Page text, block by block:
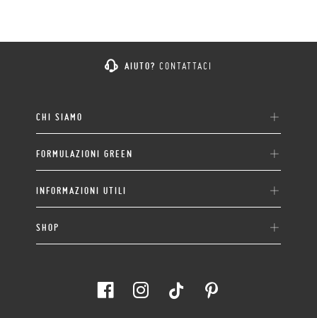
AIUTO? CONTATTACI
CHI SIAMO
FORMULAZIONI GREEN
INFORMAZIONI UTILI
SHOP